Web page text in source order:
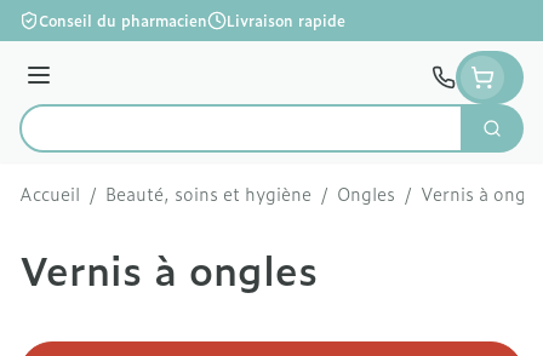
Aller au contenu
Conseil du pharmacien Livraison rapide
Menu
Rechercher
Accueil / Beauté, soins et hygiène / Ongles / Vernis à
Vernis à ongles